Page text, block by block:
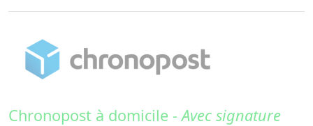
Chronopost à domicile -Avec signature